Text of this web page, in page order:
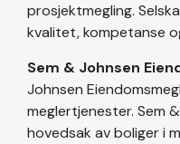
prosjektmegling.
kvalitet, kompetanse
Sem & Johnsen
Johnsen
meglertjenester. Sem
hovedsak av boliger i